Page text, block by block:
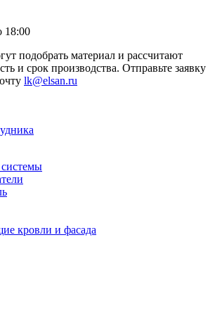
18:00
подобрать материал и рассчитают
и срок производства. Отправьте заявку
lk@elsan.ru
кровли и фасада